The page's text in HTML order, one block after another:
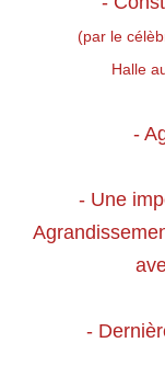
(par le
Halle
-
- Une
-